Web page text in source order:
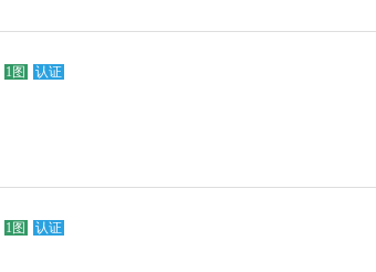
1图 认证
1图 认证